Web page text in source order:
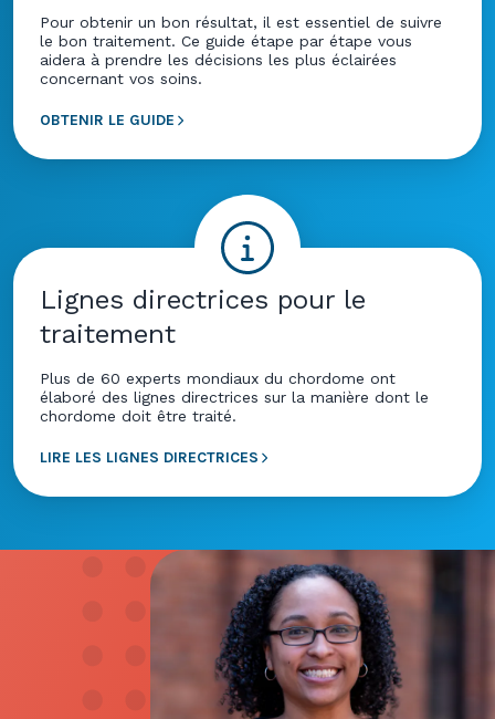
Pour obtenir un bon résultat, il est essentiel de suivre
le bon traitement. Ce guide étape par étape vous
aidera à prendre les décisions les plus éclairées
concernant vos soins.
OBTENIR LE GUIDE
Lignes directrices pour le
traitement
Plus de 60 experts mondiaux du chordome ont
élaboré des lignes directrices sur la manière dont le
chordome doit être traité.
LIRE LES LIGNES DIRECTRICES